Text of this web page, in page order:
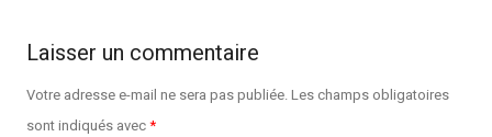
Laisser un commentaire
Votre adresse e-mail ne sera pas publiée.Les champs obligatoires
sont indiqués avec*